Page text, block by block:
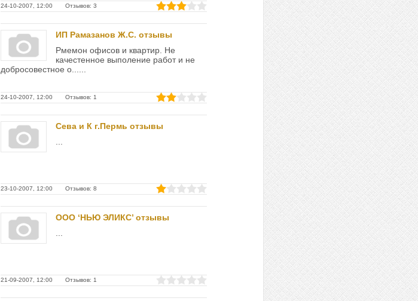
24-10-2007, 12:00 Отзывов: 3
ИП Рамазанов Ж.С. отзывы
Рмемон офисов и квартир. Не
качестенное выполение работ и не
добросовестное о......
24-10-2007, 12:00 Отзывов: 1
Сева и К г.Пермь отзывы
23-10-2007, 12:00 Отзывов: 8
ООО ‘НЬЮ ЭЛИКС’ отзывы
21-09-2007, 12:00 Отзывов: 1